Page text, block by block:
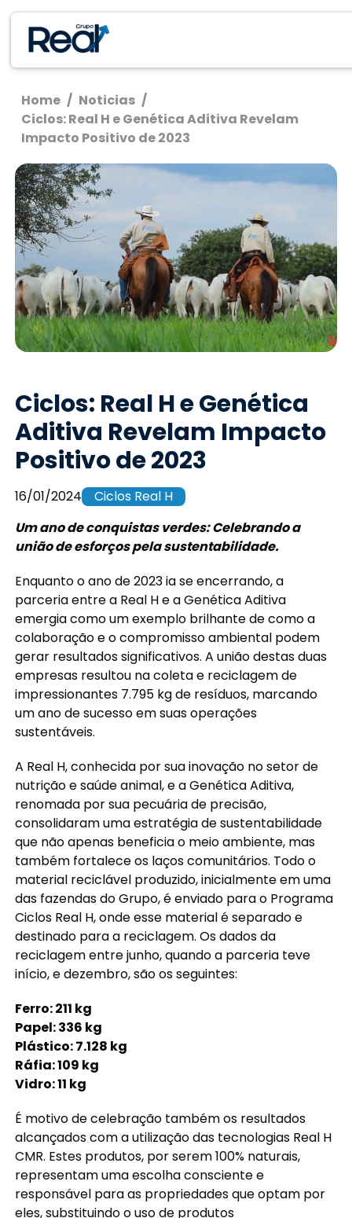
Home / Noticias /
Ciclos: Real H e Genética Aditiva Revelam
Impacto Positivo de 2023
Ciclos: Real H e Genética
Aditiva Revelam Impacto
Positivo de 2023
16/01/2024
Ciclos Real H
Um ano de conquistas verdes: Celebrando a
união de esforços pela sustentabilidade.
Enquanto o ano de 2023 ia se encerrando, a
parceria entre a Real H e a Genética Aditiva
emergia como um exemplo brilhante de como a
colaboração e o compromisso ambiental podem
gerar resultados significativos. A união destas duas
empresas resultou na coleta e reciclagem de
impressionantes 7.795 kg de resíduos, marcando
um ano de sucesso em suas operações
sustentáveis.
A Real H, conhecida por sua inovação no setor de
nutrição e saúde animal, e a Genética Aditiva,
renomada por sua pecuária de precisão,
consolidaram uma estratégia de sustentabilidade
que não apenas beneficia o meio ambiente, mas
também fortalece os laços comunitários. Todo o
material reciclável produzido, inicialmente em uma
das fazendas do Grupo, é enviado para o Programa
Ciclos Real H, onde esse material é separado e
destinado para a reciclagem. Os dados da
reciclagem entre junho, quando a parceria teve
início, e dezembro, são os seguintes:
Ferro: 211 kg
Papel: 336 kg
Plástico: 7.128 kg
Ráfia: 109 kg
Vidro: 11 kg
É motivo de celebração também os resultados
alcançados com a utilização das tecnologias Real H
CMR. Estes produtos, por serem 100% naturais,
representam uma escolha consciente e
responsável para as propriedades que optam por
eles, substituindo o uso de produtos